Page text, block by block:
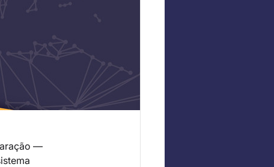
—